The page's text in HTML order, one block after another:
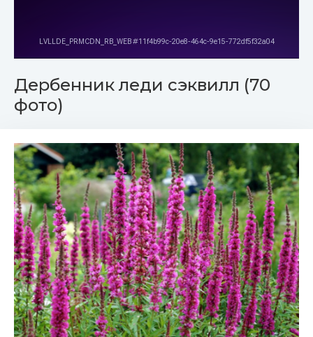
Дербенник леди сэквилл (70
фото)